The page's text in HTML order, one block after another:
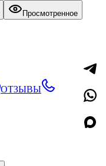
Просмотренное
ОТЗЫВЫ